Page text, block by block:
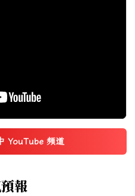
YouTube 頻道
(另開新視窗)
報